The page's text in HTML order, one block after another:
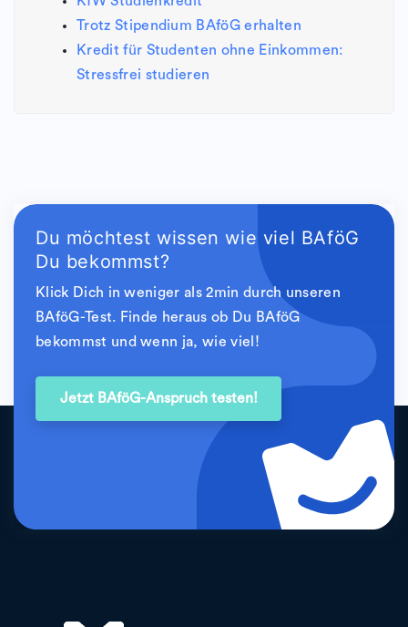
Trotz Stipendium BAföG erhalten
Kredit für Studenten ohne Einkommen:
Stressfrei studieren
Du möchtest wissen wie viel BAföG
Du bekommst?
Klick Dich in weniger als 2min durch unseren
BAföG-Test. Finde heraus ob Du BAföG
bekommst und wenn ja, wie viel!
Jetzt BAföG-Anspruch testen!